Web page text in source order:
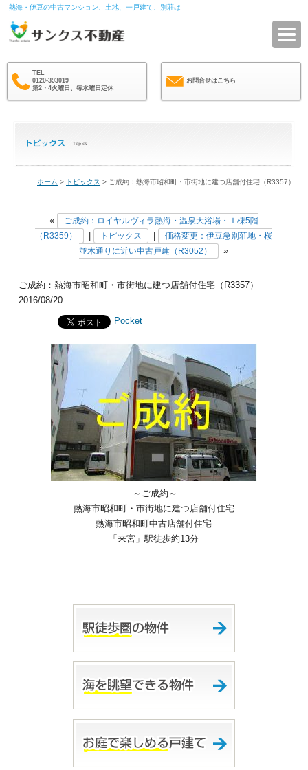
熱海・伊豆の中古マンション、土地、一戸建て、別荘は
TEL
0120-393019
第2・4火曜日、毎水曜日定休
お問合せはこちら
ホーム > トピックス > ご成約：熱海市昭和町・市街地に建つ店舗付住宅（R3357）
«
ご成約：ロイヤルヴィラ熱海・温泉大浴場・Ｉ棟5階
（R3359）
トピックス
価格変更：伊豆急別荘地・桜
並木通りに近い中古戸建（R3052）
»
ご成約：熱海市昭和町・市街地に建つ店舗付住宅（R3357）
2016/08/20
Pocket
～ご成約～
熱海市昭和町・市街地に建つ店舗付住宅
熱海市昭和町中古店舗付住宅
「来宮」駅徒歩約13分